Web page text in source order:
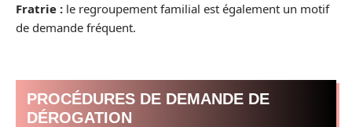
Fratrie : le regroupement familial est également un motif
de demande fréquent.
PROCÉDURES DE DEMANDE DE
DÉROGATION